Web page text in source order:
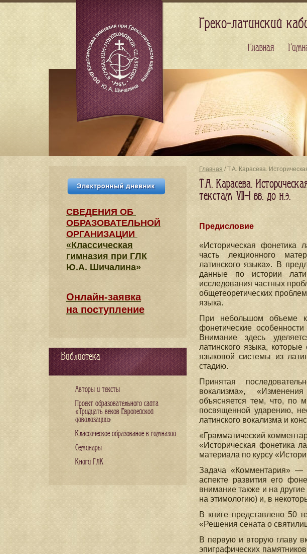
Главная / Т.А. Карасева.
Т.А. Карасева.
текстам VII–I вв. до н.э.
Предисловие
«Историческая фонетика
часть лекционного
латинского языка». В
данные по истории
исследования частных
общетеоретических
языка.
При небольшом объеме
фонетические
Внимание здесь
латинского языка,
языковой системы из
стадию.
Принятая
вокализма»,
объясняется тем, что, по
посвященной ударению,
латинского вокализма и
«Грамматический
«Историческая фонетика
материала по курсу
Задача «Комментария» —
аспекте развития его
внимание также и на
на этимологию) и, в
В книге представлено 50
«Решения сената о
В первую и вторую главу
эпиграфических
СВЕДЕНИЯ​ ОБ
ОБРАЗОВАТЕЛЬНОЙ
ОРГАНИЗАЦИИ
«Классическая
гимназия при ГЛК
Ю.А. Шичалина»
Онлайн-заявка
на поступление
Библиотека
Авторы и тексты
Проект образовательного сайта
«Тридцать веков Европейской
цивилизации»
Классическое образование в гимназии
Семинары
Книги ГЛК
Греко-латинский
Главная